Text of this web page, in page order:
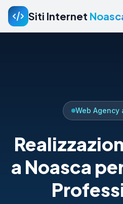
Siti Internet
Web Agency
a Noasca